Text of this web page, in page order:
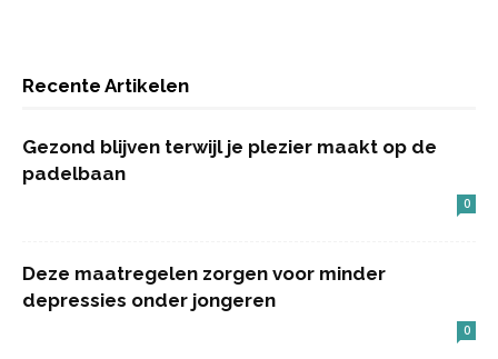
Recente Artikelen
Gezond blijven terwijl je plezier maakt op de
padelbaan
0
Deze maatregelen zorgen voor minder
depressies onder jongeren
0